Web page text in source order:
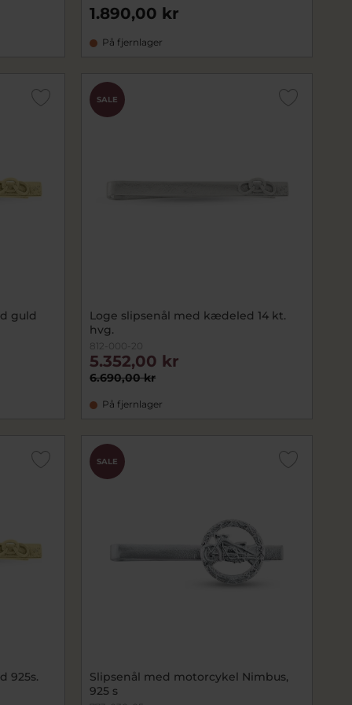
1.890,00 kr
På fjernlager
guld
SALE
Loge slipsenål med kædeled 14 kt.
hvg.
812-000-20
6.690,00 kr
5.352,00 kr
På fjernlager
925s.
SALE
Slipsenål med motorcykel Nimbus,
925 s